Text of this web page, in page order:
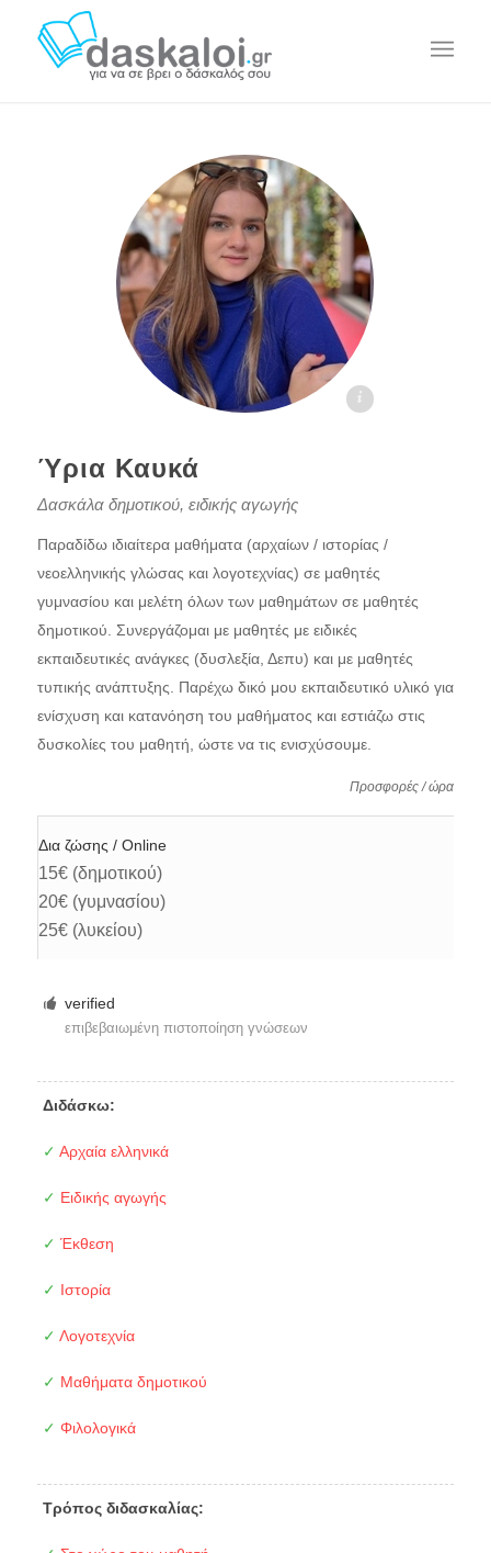
Ύρια Καυκά - daskaloi.gr
Ύρια Καυκά
Δασκάλα δημοτικού, ειδικής αγωγής
Παραδίδω ιδιαίτερα μαθήματα (αρχαίων / ιστορίας /
νεοελληνικής γλώσας και λογοτεχνίας) σε μαθητές
γυμνασίου και μελέτη όλων των μαθημάτων σε μαθητές
δημοτικού. Συνεργάζομαι με μαθητές με ειδικές
εκπαιδευτικές ανάγκες (δυσλεξία, Δεπυ) και με μαθητές
τυπικής ανάπτυξης. Παρέχω δικό μου εκπαιδευτικό υλικό για
ενίσχυση και κατανόηση του μαθήματος και εστιάζω στις
δυσκολίες του μαθητή, ώστε να τις ενισχύσουμε.
Προσφορές / ώρα
Δια ζώσης / Online
15€ (δημοτικού)
20€ (γυμνασίου)
25€ (λυκείου)
verified
επιβεβαιωμένη πιστοποίηση γνώσεων
Διδάσκω:
✓ Αρχαία ελληνικά
✓ Ειδικής αγωγής
✓ Έκθεση
✓ Ιστορία
✓ Λογοτεχνία
✓ Μαθήματα δημοτικού
✓ Φιλολογικά
Τρόπος διδασκαλίας: